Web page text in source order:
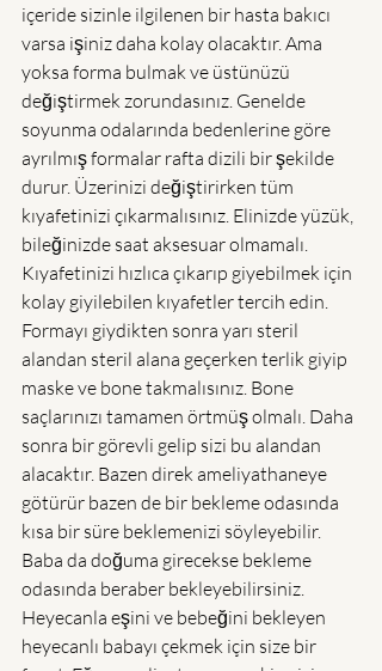
içeride sizinle ilgilenen bir hasta bakıcı
varsa işiniz daha kolay olacaktır. Ama
yoksa forma bulmak ve üstünüzü
değiştirmek zorundasınız. Genelde
soyunma odalarında bedenlerine göre
ayrılmış formalar rafta dizili bir şekilde
durur. Üzerinizi değiştirirken tüm
kıyafetinizi çıkarmalısınız. Elinizde yüzük,
bileğinizde saat aksesuar olmamalı.
Kıyafetinizi hızlıca çıkarıp giyebilmek için
kolay giyilebilen kıyafetler tercih edin.
Formayı giydikten sonra yarı steril
alandan steril alana geçerken terlik giyip
maske ve bone takmalısınız. Bone
saçlarınızı tamamen örtmüş olmalı. Daha
sonra bir görevli gelip sizi bu alandan
alacaktır. Bazen direk ameliyathaneye
götürür bazen de bir bekleme odasında
kısa bir süre beklemenizi söyleyebilir.
Baba da doğuma girecekse bekleme
odasında beraber bekleyebilirsiniz.
Heyecanla eşini ve bebeğini bekleyen
heyecanlı babayı çekmek için size bir